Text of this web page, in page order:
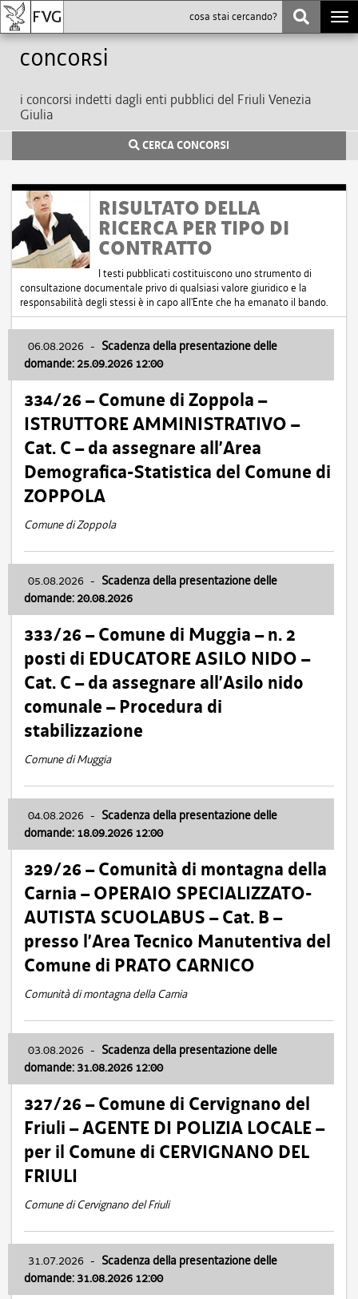
Concorsi
i concorsi indetti dagli enti pubblici del Friuli Venezia
Giulia
CERCA CONCORSI
RISULTATO DELLA
RICERCA PER TIPO DI
CONTRATTO
I testi pubblicati costituiscono uno strumento di
consultazione documentale privo di qualsiasi valore giuridico e la
responsabilità degli stessi è in capo all'Ente che ha emanato il bando.
06.08.2026 - Scadenza della presentazione delle
domande: 25.09.2026 12:00
334/26 – Comune di Zoppola –
ISTRUTTORE AMMINISTRATIVO –
Cat. C – da assegnare all’Area
Demografica-Statistica del Comune di
ZOPPOLA
Comune di Zoppola
05.08.2026 - Scadenza della presentazione delle
domande: 20.08.2026
333/26 – Comune di Muggia – n. 2
posti di EDUCATORE ASILO NIDO –
Cat. C – da assegnare all’Asilo nido
comunale – Procedura di
stabilizzazione
Comune di Muggia
04.08.2026 - Scadenza della presentazione delle
domande: 18.09.2026 12:00
329/26 – Comunità di montagna della
Carnia – OPERAIO SPECIALIZZATO-
AUTISTA SCUOLABUS – Cat. B –
presso l’Area Tecnico Manutentiva del
Comune di PRATO CARNICO
Comunità di montagna della Carnia
03.08.2026 - Scadenza della presentazione delle
domande: 31.08.2026 12:00
327/26 – Comune di Cervignano del
Friuli – AGENTE DI POLIZIA LOCALE –
per il Comune di CERVIGNANO DEL
FRIULI
Comune di Cervignano del Friuli
31.07.2026 - Scadenza della presentazione delle
domande: 31.08.2026 12:00